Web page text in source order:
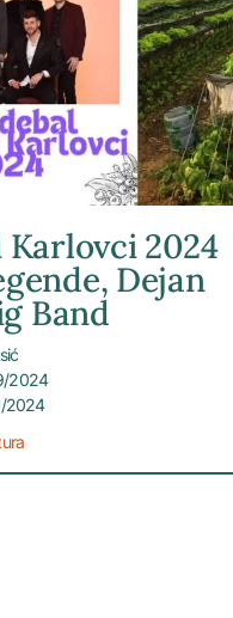
2024
Dejan
Band
2024
2024